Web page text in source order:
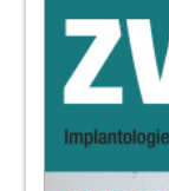
Produkte
Redaktion
27ISMI-